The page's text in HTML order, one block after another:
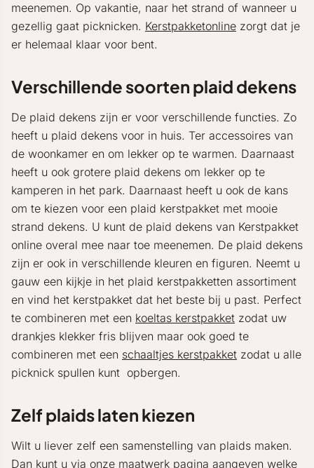
meenemen. Op vakantie, naar het strand of wanneer u
gezellig gaat picknicken. Kerstpakketonline zorgt dat je
er helemaal klaar voor bent.
Verschillende soorten plaid dekens
De plaid dekens zijn er voor verschillende functies. Zo
heeft u plaid dekens voor in huis. Ter accessoires van
de woonkamer en om lekker op te warmen. Daarnaast
heeft u ook grotere plaid dekens om lekker op te
kamperen in het park. Daarnaast heeft u ook de kans
om te kiezen voor een plaid kerstpakket met mooie
strand dekens. U kunt de plaid dekens van Kerstpakket
online overal mee naar toe meenemen. De plaid dekens
zijn er ook in verschillende kleuren en figuren. Neemt u
gauw een kijkje in het plaid kerstpakketten assortiment
en vind het kerstpakket dat het beste bij u past. Perfect
te combineren met een koeltas kerstpakket zodat uw
drankjes klekker fris blijven maar ook goed te
combineren met een schaaltjes kerstpakket zodat u alle
picknick spullen kunt opbergen.
Zelf plaids laten kiezen
Wilt u liever zelf een samenstelling van plaids maken.
Dan kunt u via onze maatwerk pagina aangeven welke